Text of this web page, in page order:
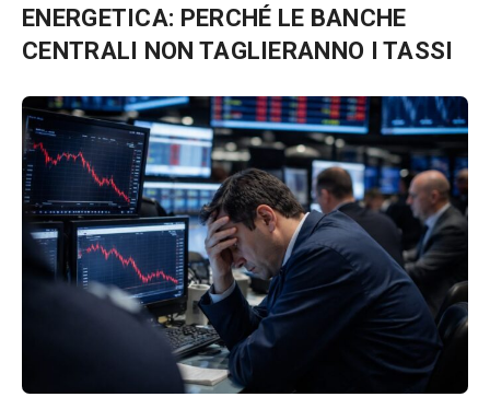
ENERGETICA: PERCHÉ LE BANCHE
CENTRALI NON TAGLIERANNO I TASSI